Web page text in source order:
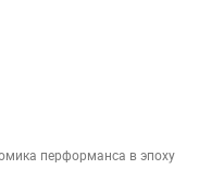
перформанса в эпоху